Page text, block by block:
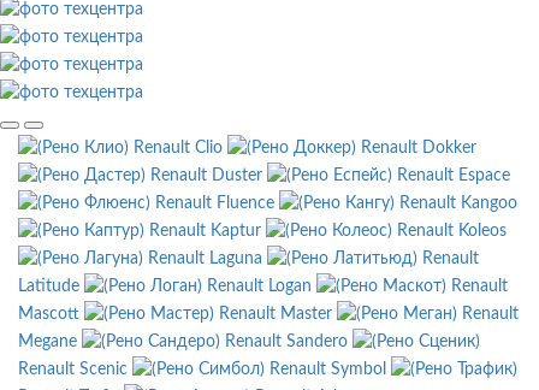
Renault Clio
Renault Dokker
Renault Duster
Renault Espace
Renault Fluence
Renault Kangoo
Renault Kaptur
Renault Koleos
Renault Laguna
Renault
Latitude
Renault Logan
Renault
Mascott
Renault Master
Renault
Megane
Renault Sandero
Renault Scenic
Renault Symbol